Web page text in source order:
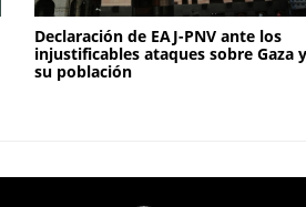
Declaración de EAJ-PNV ante los
injustificables ataques sobre Gaza y
su población